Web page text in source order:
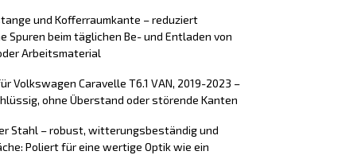
und Kofferraumkante – reduziert
Spuren beim täglichen Be- und Entladen von
Arbeitsmaterial
Volkswagen Caravelle T6.1 VAN, 2019-2023 –
ohne Überstand oder störende Kanten
Stahl – robust, witterungsbeständig und
Poliert für eine wertige Optik wie ein